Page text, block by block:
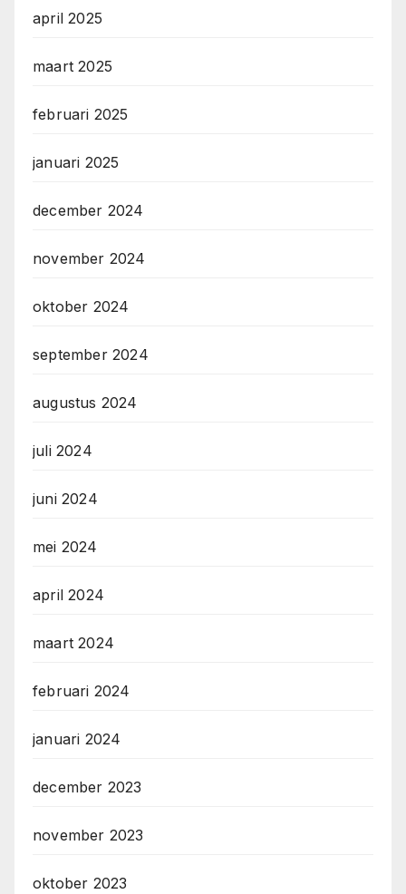
april 2025
maart 2025
februari 2025
januari 2025
december 2024
november 2024
oktober 2024
september 2024
augustus 2024
juli 2024
juni 2024
mei 2024
april 2024
maart 2024
februari 2024
januari 2024
december 2023
november 2023
oktober 2023